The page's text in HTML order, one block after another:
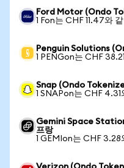
Ford Motor (Ondo
1 Fon는 CHF 11.47와
Penguin Solutions
1 PENGon는 CHF
Snap (Ondo
1 SNAPon는 CHF 4.31
Gemini Space
프랑
1 GEMIon는 CHF 3.28